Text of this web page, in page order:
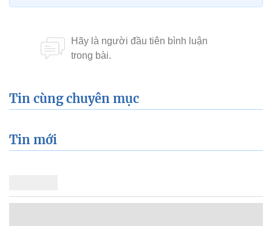
Tin cùng chuyên mục
Tin mới